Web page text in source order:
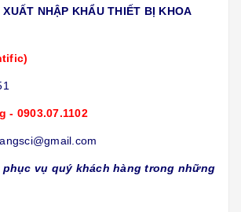
XUẤT NHẬP KHẨU THIẾT BỊ KHOA
- 0903.07.1102
phục vụ quý khách hàng trong những